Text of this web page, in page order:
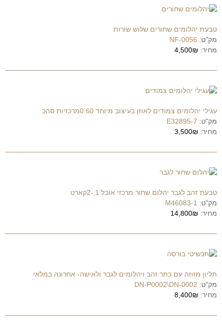
טבעת יהלומים שחורים שלוש שורות
מק"ט: NF-0056
מחיר: 4,500₪
עגילי יהלומים צמודים לאוזן בעיצוב מיוחד 0.60מרכזיות סהכ
מק"ט: E32895-7
מחיר: 3,500₪
טבעת זהב לגבר יהלום שחור מרכזי אובל 1 -2קארט
מק"ט: M46083-1
מחיר: 14,800₪
תליון מזוזה עם כתר זהב ויהלומים לגבר ולאישה- אחרונה במלאי
מק"ט: DN-P0002\DN-0002
מחיר: 8,400₪